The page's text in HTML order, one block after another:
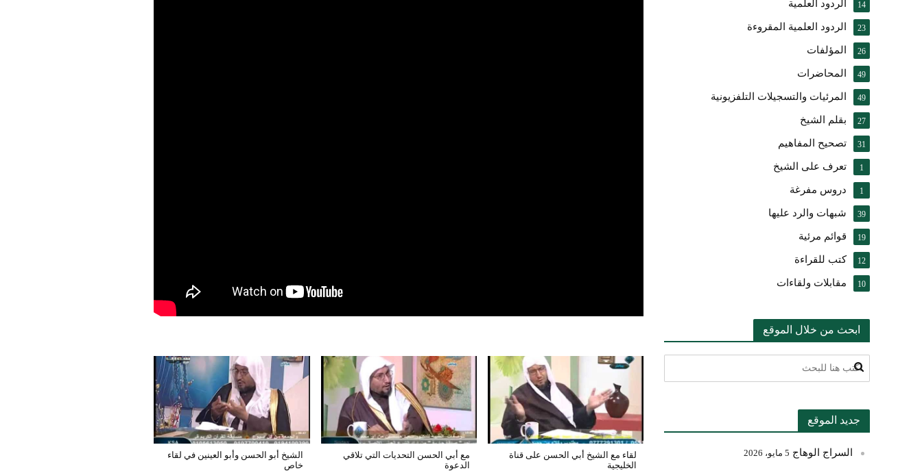
الشيخ أبو الحسن وأبو العينين في لقاء
خاص
مع أبي الحسن التحديات التي تلاقي
الدعوة
لقاء مع الشيخ أبي الحسن على قناة
الخليجية
الردود العلمية 14
الردود العلمية المقروءة 23
المؤلفات 26
المحاضرات 49
المرئيات والتسجيلات التلفزيونية 49
بقلم الشيخ 27
تصحيح المفاهيم 31
تعرف على الشيخ 1
دروس مفرغة 1
شبهات والرد عليها 39
قوائم مرئية 19
كتب للقراءة 12
مقابلات ولقاءات 10
ابحث من خلال الموقع
جديد الموقع
السراج الوهاج 5 مايو، 2026